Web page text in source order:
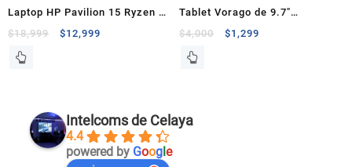
Laptop HP Pavilion 15 Ryzen 5
3500U 8gb Ram 256gb ssd
nvme 15.6″ Full HD + Funda +
$18,999 $12,999
Tablet Vorago de 9.7″
Quadcore 1.6Ghz 16GB 2GB
Pantalla 2048×1536 IPS
$4,000 $1,299
Intelcoms de Celaya
4.4
powered by Google